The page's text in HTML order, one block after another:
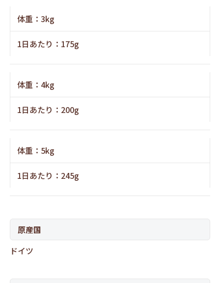
体重：3kg
1日あたり：175g
体重：4kg
1日あたり：200g
体重：5kg
1日あたり：245g
原産国
ドイツ